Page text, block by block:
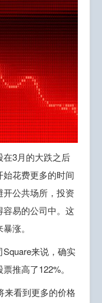
3月的大跌之后
花费更多的时间
公共场所，投资
易的公司中。这
涨。
来说，确实
推高了122%。
来看到更多的价格